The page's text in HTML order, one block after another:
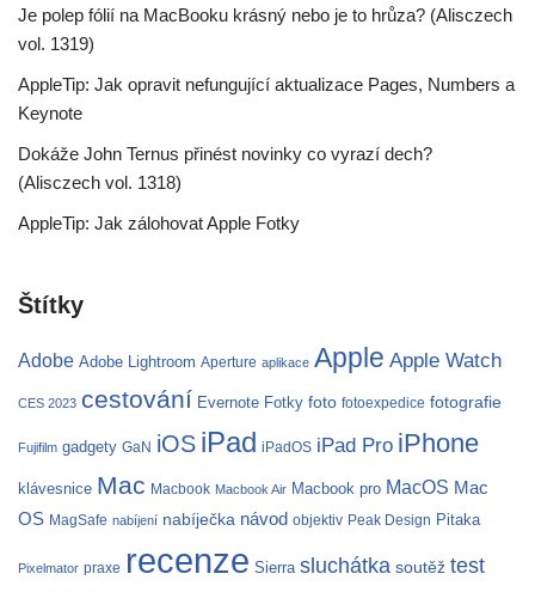
Je polep fólií na MacBooku krásný nebo je to hrůza? (Alisczech
vol. 1319)
AppleTip: Jak opravit nefungující aktualizace Pages, Numbers a
Keynote
Dokáže John Ternus přinést novinky co vyrazí dech?
(Alisczech vol. 1318)
AppleTip: Jak zálohovat Apple Fotky
Štítky
Adobe Adobe Lightroom Aperture aplikace Apple Apple Watch
CES 2023 cestování Evernote Fotky foto fotoexpedice fotografie
Fujifilm gadgety GaN iOS iPad iPadOS iPad Pro iPhone
klávesnice Mac Macbook Macbook Air Macbook pro MacOS Mac
OS MagSafe nabíjení nabíječka návod objektiv Peak Design Pitaka
Pixelmator praxe recenze Sierra sluchátka soutěž test